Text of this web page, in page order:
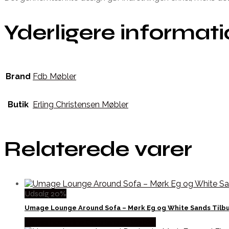
Yderligere
Brand Fdb Møbler
Butik Erling Christensen Møbler
Relaterede varer
Udsalg 20%
Umage Lounge Around Sofa – Mørk Eg og White Sands